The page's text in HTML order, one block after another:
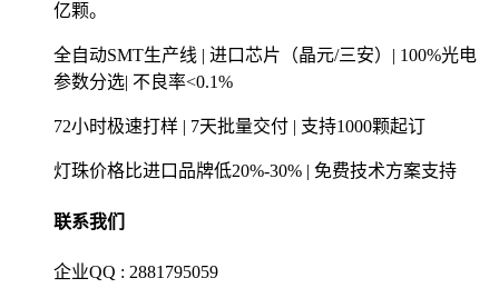
亿颗。
全自动SMT生产线 | 进口芯片（晶元/三安）| 100%光电
参数分选| 不良率<0.1%
72小时极速打样 | 7天批量交付 | 支持1000颗起订
灯珠价格比进口品牌低20%-30% | 免费技术方案支持
联系我们
企业QQ : 2881795059